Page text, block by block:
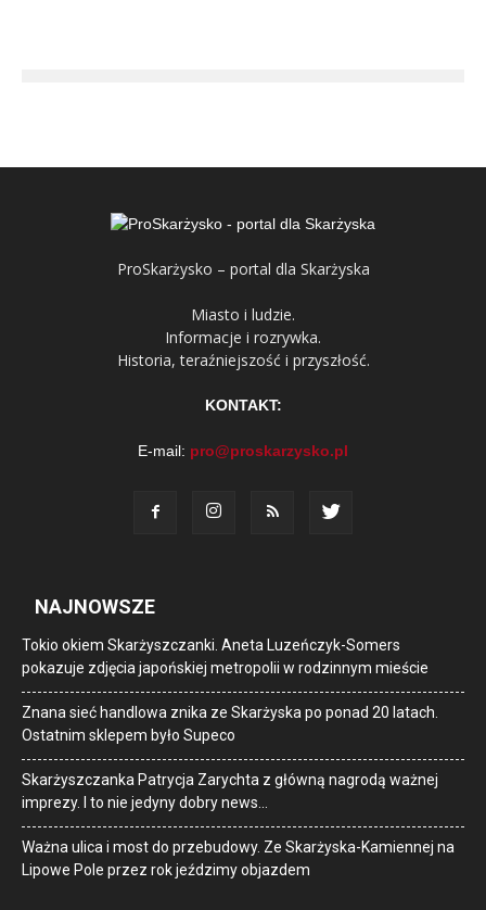
ProSkarżysko – portal dla Skarżyska
Miasto i ludzie.
Informacje i rozrywka.
Historia, teraźniejszość i przyszłość.
KONTAKT:
E-mail: pro@proskarzysko.pl
NAJNOWSZE
Tokio okiem Skarżyszczanki. Aneta Luzeńczyk-Somers
pokazuje zdjęcia japońskiej metropolii w rodzinnym mieście
Znana sieć handlowa znika ze Skarżyska po ponad 20 latach.
Ostatnim sklepem było Supeco
Skarżyszczanka Patrycja Zarychta z główną nagrodą ważnej
imprezy. I to nie jedyny dobry news…
Ważna ulica i most do przebudowy. Ze Skarżyska-Kamiennej na
Lipowe Pole przez rok jeździmy objazdem